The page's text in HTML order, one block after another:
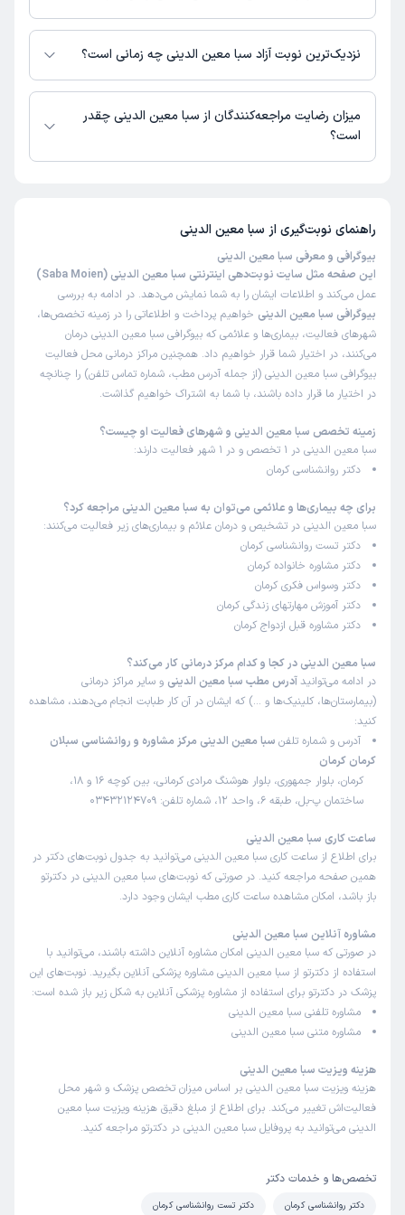
زمان انتظار:0-15 دقیقه
بهترین روانشناس،،،منو از حالت ناامیدی و غم و اندوه و
هیلدا
زمان انتظار:0-15 دقیقه
با سلام این روزا افردای مثل خانم دکتر بسیار کم پیدا میشه که تا
این حد دقیق و با حوصله به درمان بپردازند و دنبال نتیجه و
درمان باشند تا پر کردن وقت، واقعا اشنایی با ایشون به عنوان
یک فرد اگاه و تحصیل کرده باعث افتخار و خوش شانسی بنده
بود,سپاس
علت مراجعه: درمان مشکلات روانی مرتبط با آسیب‌های گذشته (PTSD)
کاربر دکترتو
زمان انتظار: 0-15 دقیقه
دکتر بسیار خوش برخورد و مهربان،وباید بگم پس از مراجعه به
ایشون احساس سبکی و ارامش زیادی داشتم و طرحواره های
ایشون خیلی به بنده کمک کرد
علت مراجعه: کمک به درمان اختلالات وسواس فکری-عملی (OCD)
کاربر دکترتو
(
1404/01/31
)
زمان انتظار:
عالی
کاربر دکترتو
کاربر آزاد
این پزشک را پیشنهاد میکنم
زمان انتظار:
ایشون با چالش کشیدن ترس و مشوق شدن برای مواجهه بهم
کمک کردن که غلبه کنم و خانم دکتر باحوصله و خوش برخورد
علت مراجعه: درمان فوبیاها و ترس‌های غیرمنطقی
کاربر دکترتو
کاربر آزاد
(
1404/01/30
این پزشک را پیشنهاد میکنم
خانم دکتری بسیار مهربان که پیشنهادات بسیار سازنده ای دارن و
در حال حاضر سبا معین الدینی مشاوره پزشکی آنلاین به صورت تلفنی و متنی
دارند.نزدیک‌ترین نوبت آزاد سبا معین الدینی چه زمانی است؟
سبا معین الدینی از روز دوشنبه 19 مرداد 1405 بیمار جدید می‌پذیرند.
میزان رضایت مراجعه‌کنندگان از سبا معین الدینی چقدر
است؟
راهنمای نوبت‌گیری از سبا معین الدینی
بیوگرافی و معرفی سبا معین الدینی
این صفحه مثل سایت نوبت‌دهی اینترنتی سبا معین الدینی (Saba Moien)
عمل می‌کند و اطلاعات ایشان را به شما نمایش می‌دهد. در ادامه به بررسی
بیوگرافی سبا معین الدینی خواهیم پرداخت و اطلاعاتی را در زمینه تخصص‌ها،
شهرهای فعالیت، بیماری‌ها و علائمی که بیوگرافی سبا معین الدینی درمان
می‌کنند، در اختیار شما قرار خواهیم داد. همچنین مراکز درمانی محل فعالیت
بیوگرافی سبا معین الدینی (از جمله آدرس مطب، شماره تماس تلفن) را چنانچه
در اختیار ما قرار داده باشند، با شما به اشتراک خواهیم گذاشت.
زمینه تخصص سبا معین الدینی و شهرهای فعالیت او چیست؟
سبا معین الدینی در 1 تخصص و در 1 شهر فعالیت دارند:
دکتر روانشناسی کرمان
برای چه بیماری‌ها و علائمی می‌توان به سبا معین الدینی مراجعه کرد؟
سبا معین الدینی در تشخیص و درمان علائم و بیماری‌های زیر فعالیت می‌کنند:
دکتر تست روانشناسی کرمان
دکتر مشاوره خانواده کرمان
دکتر وسواس فکری کرمان
دکتر آموزش مهارتهای زندگی کرمان
دکتر مشاوره قبل ازدواج کرمان
سبا معین الدینی در کجا و کدام مرکز درمانی کار می‌کند؟
در ادامه می‌توانید آدرس مطب سبا معین الدینی و سایر مراکز درمانی
(بیمارستان‌ها، کلینیک‌ها و …) که ایشان در آن کار طبابت انجام می‌دهند، مشاهده
کنید:
آدرس و شماره تلفن سبا معین الدینی مرکز مشاوره و روانشناسی سبلان
کرمان کرمان
کرمان، بلوار جمهوری، بلوار هوشنگ مرادی کرمانی، بین کوچه 16 و 18،
ساختمان پ-بل، طبقه 6، واحد 12، شماره تلفن: 03432124709
ساعت کاری سبا معین الدینی
برای اطلاع از ساعت کاری سبا معین الدینی می‌توانید به جدول نوبت‌های دکتر در
همین صفحه مراجعه کنید. در صورتی که نوبت‌های سبا معین الدینی در دکترتو
باز باشد، امکان مشاهده ساعت کاری مطب ایشان وجود دارد.
مشاوره آنلاین سبا معین الدینی
در صورتی که سبا معین الدینی امکان مشاوره آنلاین داشته باشند، می‌توانید با
استفاده از دکترتو از سبا معین الدینی مشاوره پزشکی آنلاین بگیرید. نوبت‌های این
پزشک در دکترتو برای استفاده از مشاوره پزشکی آنلاین به شکل زیر باز شده است:
مشاوره تلفنی سبا معین الدینی
مشاوره متنی سبا معین الدینی
هزینه ویزیت سبا معین الدینی
هزینه ویزیت سبا معین الدینی بر اساس میزان تخصص پزشک و شهر محل
فعالیت‌اش تغییر می‌کند. برای اطلاع از مبلغ دقیق هزینه ویزیت سبا معین
الدینی می‌توانید به پروفایل سبا معین الدینی در دکترتو مراجعه کنید.
تخصص‌ها و خدمات دکتر
دکتر روانشناسی کرمان دکتر تست روانشناسی کرمان